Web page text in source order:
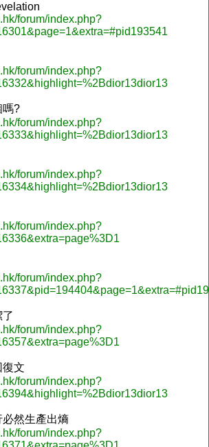
forum/index.php?
forum/index.php?
嗎?
forum/index.php?
forum/index.php?
forum/index.php?
forum/index.php?
forum/index.php?
復文
forum/index.php?
然生產出熵
forum/index.php?